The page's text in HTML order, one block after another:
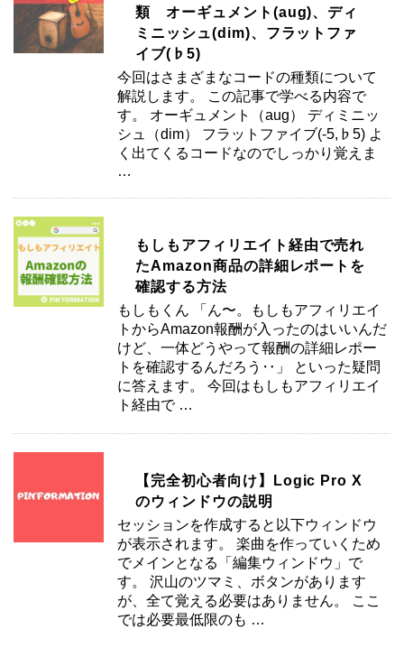
類 オーギュメント(aug)、ディ
ミニッシュ(dim)、フラットファ
イブ(♭5)
今回はさまざまなコードの種類について
解説します。 この記事で学べる内容で
す。 オーギュメント（aug） ディミニッ
シュ（dim） フラットファイブ(-5,♭5) よ
く出てくるコードなのでしっかり覚えま
…
もしもアフィリエイト経由で売れ
たAmazon商品の詳細レポートを
確認する方法
もしもくん 「ん〜。もしもアフィリエイ
トからAmazon報酬が入ったのはいいんだ
けど、一体どうやって報酬の詳細レポー
トを確認するんだろう‥」 といった疑問
に答えます。 今回はもしもアフィリエイ
ト経由で …
【完全初心者向け】Logic Pro X
のウィンドウの説明
セッションを作成すると以下ウィンドウ
が表示されます。 楽曲を作っていくため
でメインとなる「編集ウィンドウ」で
す。 沢山のツマミ、ボタンがあります
が、全て覚える必要はありません。 ここ
では必要最低限のも …